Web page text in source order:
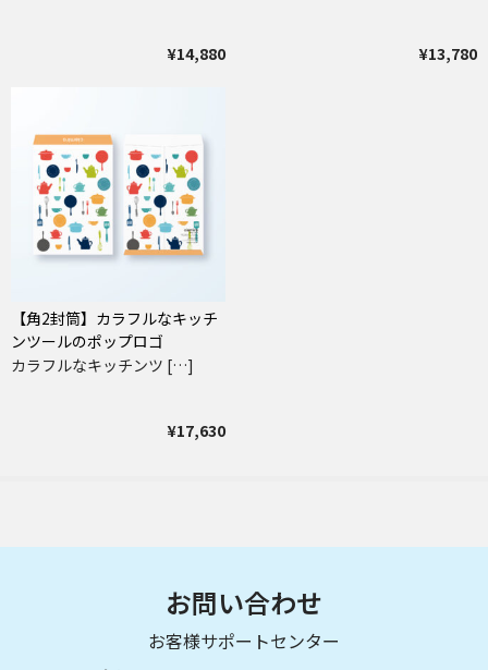
¥14,880 ¥13,780
【角2封筒】カラフルなキッチ
ンツールのポップロゴ
カラフルなキッチンツ […]
¥17,630
お問い合わせ
お客様サポートセンター